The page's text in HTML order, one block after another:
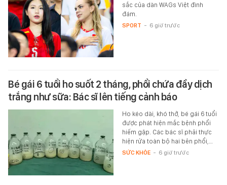
sắc của dàn WAGs Việt đình
đám.
SPORT - 6 giờ trước
Bé gái 6 tuổi ho suốt 2 tháng, phổi chứa đầy dịch
trắng như sữa: Bác sĩ lên tiếng cảnh báo
Ho kéo dài, khó thở, bé gái 6 tuổi
được phát hiện mắc bệnh phổi
hiếm gặp. Các bác sĩ phải thực
hiện rửa toàn bộ hai bên phổi,…
SỨC KHỎE - 6 giờ trước